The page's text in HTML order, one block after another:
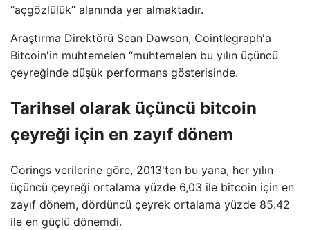
“açgözlülük” alanında yer almaktadır.
Araştırma Direktörü Sean Dawson, Cointlegraph'a
Bitcoin'in muhtemelen “muhtemelen bu yılın üçüncü
çeyreğinde düşük performans gösterisinde.
Tarihsel olarak üçüncü bitcoin
çeyreği için en zayıf dönem
Corings verilerine göre, 2013'ten bu yana, her yılın
üçüncü çeyreği ortalama yüzde 6,03 ile bitcoin için en
zayıf dönem, dördüncü çeyrek ortalama yüzde 85.42
ile en güçlü dönemdi.